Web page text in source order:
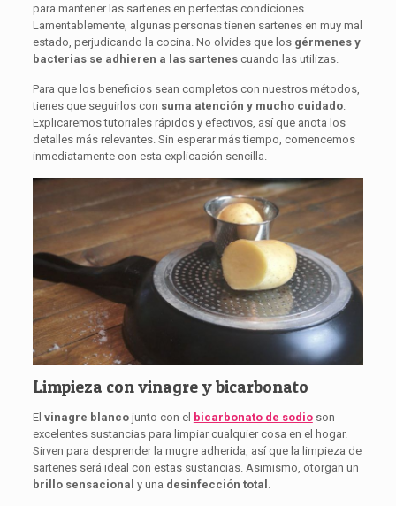
para mantener las sartenes en perfectas condiciones.
Lamentablemente, algunas personas tienen sartenes en muy mal
estado, perjudicando la cocina. No olvides que los gérmenes y
bacterias se adhieren a las sartenes cuando las utilizas.
Para que los beneficios sean completos con nuestros métodos,
tienes que seguirlos con suma atención y mucho cuidado.
Explicaremos tutoriales rápidos y efectivos, así que anota los
detalles más relevantes. Sin esperar más tiempo, comencemos
inmediatamente con esta explicación sencilla.
Limpieza con vinagre y bicarbonato
El vinagre blancojunto con el bicarbonato de sodioson
excelentes sustancias para limpiar cualquier cosa en el hogar.
Sirven para desprender la mugre adherida, así que la limpieza de
sartenes será ideal con estas sustancias. Asimismo, otorgan un
brillo sensacional y una desinfección total .